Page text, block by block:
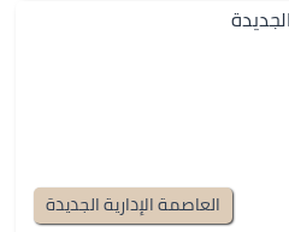
العاصمة الإدارية الجديدة